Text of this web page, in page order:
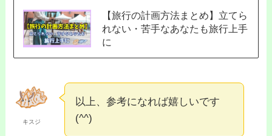
【旅行の計画方法まとめ】立てら
れない・苦手なあなたも旅行上手
に
キスジ
以上、参考になれば嬉しいです
(^^)